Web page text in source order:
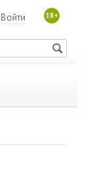
18+
Войти